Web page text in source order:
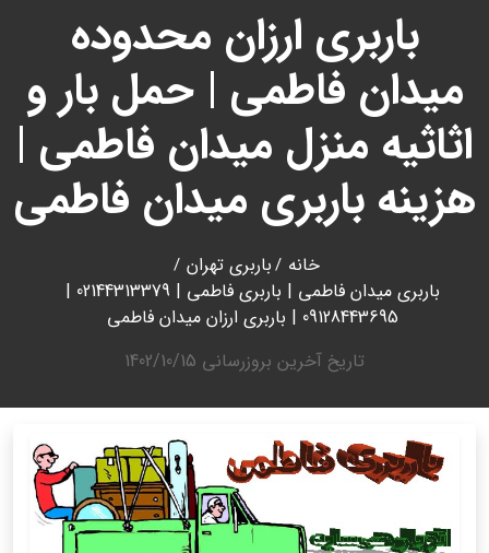
باربری ارزان محدوده
میدان فاطمی | حمل بار و
اثاثیه منزل میدان فاطمی |
هزینه باربری میدان فاطمی
خانه
باربری تهران
باربری میدان فاطمی | باربری فاطمی | 02144313379 |
09128443695 | باربری ارزان میدان فاطمی
تاریخ آخرین بروزرسانی 1402/10/15